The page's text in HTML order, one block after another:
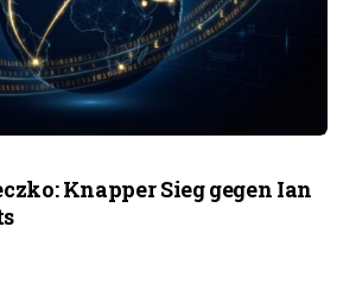
Knapper Sieg gegen Ian